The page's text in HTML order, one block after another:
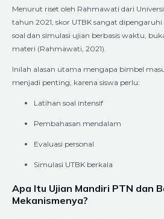
Menurut riset oleh Rahmawati dari
tahun 2021, skor UTBK sangat
soal dan simulasi ujian berbasis waktu,
materi (Rahmawati, 2021).
Inilah alasan utama mengapa bimbel
menjadi penting, karena siswa perlu:
Latihan soal intensif
Pembahasan mendalam
Evaluasi personal
Simulasi UTBK berkala
Apa Itu Ujian Mandiri PTN dan
Mekanismenya?